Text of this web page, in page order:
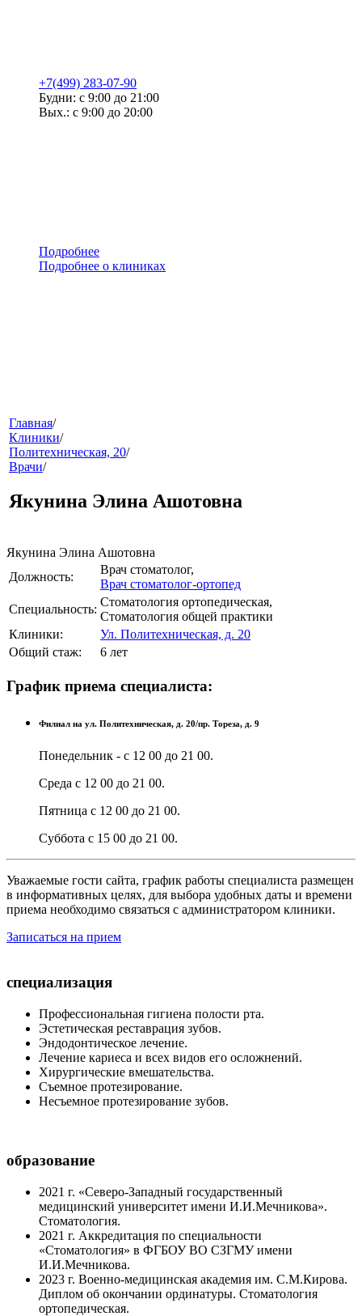
+7(499) 283-07-90
Будни: с 9:00 до 21:00
Вых.: с 9:00 до 20:00
Подробнее
Подробнее о клиниках
меню
звонок
Главная/
Клиники/
Политехническая, 20/
Врачи/
Якунина Элина Ашотовна
Якунина Элина Ашотовна
Должность:
Врач стоматолог,
Врач стоматолог-ортопед
Специальность:
Стоматология ортопедическая,
Стоматология общей практики
Клиники:
Ул. Политехническая, д. 20
Общий стаж:
6 лет
График приема специалиста:
Филиал на ул. Политехническая, д. 20/пр. Тореза, д. 9
Понедельник - с 12 00 до 21 00.
Среда с 12 00 до 21 00.
Пятница с 12 00 до 21 00.
Суббота с 15 00 до 21 00.
Уважаемые гости сайта, график работы специалиста размещен
в информативных целях, для выбора удобных даты и времени
приема необходимо связаться с администратором клиники.
Записаться на прием
специализация
Профессиональная гигиена полости рта.
Эстетическая реставрация зубов.
Эндодонтическое лечение.
Лечение кариеса и всех видов его осложнений.
Хирургические вмешательства.
Съемное протезирование.
Несъемное протезирование зубов.
образование
2021 г. «Северо-Западный государственный
медицинский университет имени И.И.Мечникова».
Стоматология.
2021 г. Аккредитация по специальности
«Стоматология» в ФГБОУ ВО СЗГМУ имени
И.И.Мечникова.
2023 г. Военно-медицинская академия им. С.М.Кирова.
Диплом об окончании ординатуры. Стоматология
ортопедическая.